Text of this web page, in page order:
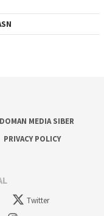
MEDIA SIBER
PRIVACY POLICY
Twitter